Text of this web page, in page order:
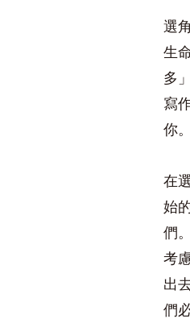
選
生
多
寫
你
在
始
們
考
出
們